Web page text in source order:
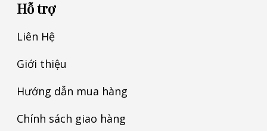
Hỗ trợ
Liên Hệ
Giới thiệu
Hướng dẫn mua hàng
Chính sách giao hàng